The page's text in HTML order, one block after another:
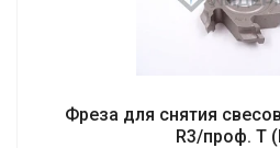
Фреза для снятия
R3/проф. T